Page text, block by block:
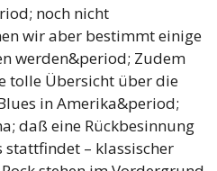
noch nicht
wir aber bestimmt einige
werden&period; Zudem
tolle Übersicht über die
in Amerika&period;
daß eine Rückbesinnung
stattfindet – klassischer